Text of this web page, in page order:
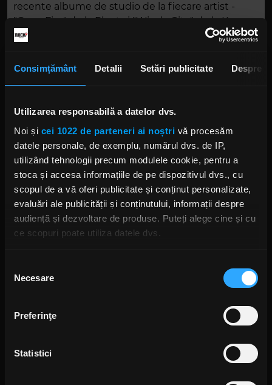
Consimțământ Detalii Setări publicitate Despre
Utilizarea responsabilă a datelor dvs.
Noi și cei 1022 de parteneri ai noștri vă procesăm
datele personale, de exemplu, numărul dvs. de IP,
utilizând tehnologii precum modulele cookie, pentru a
stoca și accesa informațiile de pe dispozitivul dvs., cu
scopul de a vă oferi publicitate și conținut personalizate,
evaluări ale publicității și conținutului, informații despre
audiență și dezvoltare de produse. Puteți alege cine și cu
ce scopuri poate utiliza datele dvs.
Să colectăm informațiile cu privire la locația dvs.
Să vă identificăm dispozitivul scanândul-l în mod
activ după caracteristici specifice (amprentare)
dvs. personale și configurați-vă preferințele la
secțiunea
consimțământului
Necesare
Preferinţe
Statistici
recente albume de studio de la fiecare artist -
"Carry Fire" de la Plant și "Windy City" de la Krauss
- au apărut în 2017.
Foto: Getty Images/ Guliver.
ROBERT PLANT ALISON KRAUSS
Rock News
MAI MULT
YouTube cu transmisie non-stop
Yngwie Malmsteen anunță
albumul Hell or High Water și
lansează single-ul „Now or